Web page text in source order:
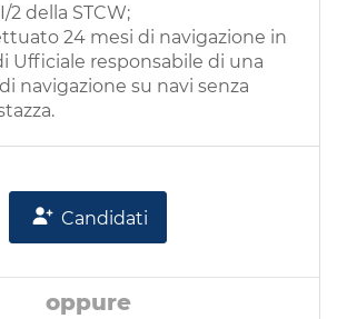
2 della STCW;
24 mesi di navigazione in
Ufficiale responsabile di una
navigazione su navi senza
Candidati
oppure